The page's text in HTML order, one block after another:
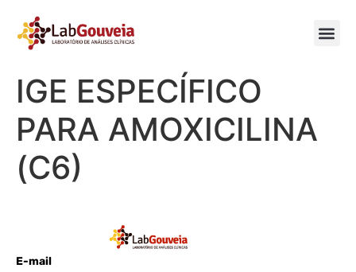
IGE ESPECÍFICO
PARA AMOXICILINA
(C6)
E-mail